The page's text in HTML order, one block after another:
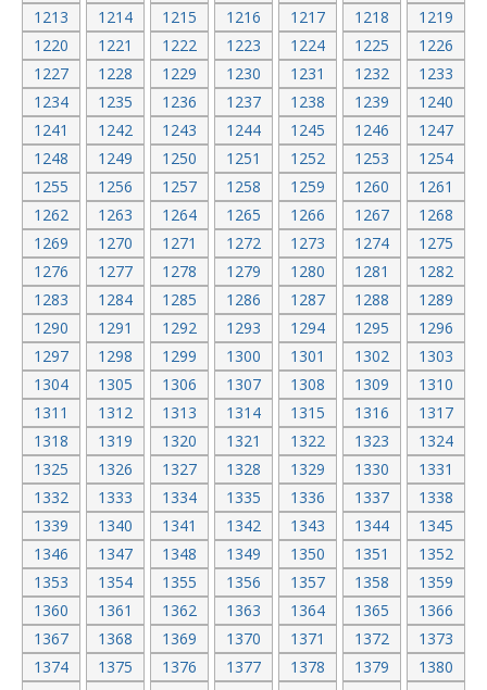
1213
1214 1215 1216 1217 1218
1219
1220
1221 1222 1223 1224 1225
1226
1227
1228 1229 1230 1231 1232
1233
1234
1235 1236 1237 1238 1239
1240
1241
1242 1243 1244 1245 1246
1247
1248
1249 1250 1251 1252 1253
1254
1255
1256 1257 1258 1259 1260
1261
1262
1263 1264 1265 1266 1267
1268
1269
1270 1271 1272 1273 1274
1275
1276
1277 1278 1279 1280 1281
1282
1283
1284 1285 1286 1287 1288
1289
1290
1291 1292 1293 1294 1295
1296
1297
1298 1299 1300 1301 1302
1303
1304
1305 1306 1307 1308 1309
1310
1311
1312 1313 1314 1315 1316
1317
1318
1319 1320 1321 1322 1323
1324
1325
1326 1327 1328 1329 1330
1331
1332
1333 1334 1335 1336 1337
1338
1339
1340 1341 1342 1343 1344
1345
1346
1347 1348 1349 1350 1351
1352
1353
1354 1355 1356 1357 1358
1359
1360
1361 1362 1363 1364 1365
1366
1367
1368 1369 1370 1371 1372
1373
1374
1375 1376 1377 1378 1379
1380